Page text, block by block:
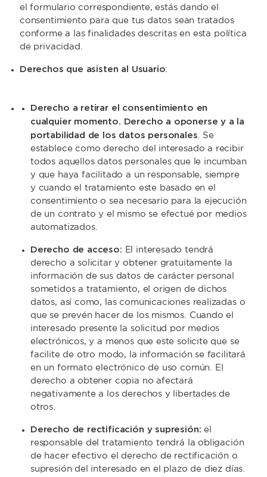
el formulario correspondiente, estás dando el
consentimiento para que tus datos sean tratados
conforme a las finalidades descritas en esta política
de privacidad.
Derechos que asisten al Usuario:
Derecho a retirar el consentimiento en
cualquier momento. Derecho a oponerse y a la
portabilidad de los datos personales . Se
establece como derecho del interesado a recibir
todos aquellos datos personales que le incumban
y que haya facilitado a un responsable, siempre
y cuando el tratamiento este basado en el
consentimiento o sea necesario para la ejecución
de un contrato y el mismo se efectué por medios
automatizados.
Derecho de acceso: El interesado tendrá
derecho a solicitar y obtener gratuitamente la
información de sus datos de carácter personal
sometidos a tratamiento, el origen de dichos
datos, así como, las comunicaciones realizadas o
que se prevén hacer de los mismos. Cuando el
interesado presente la solicitud por medios
electrónicos, y a menos que este solicite que se
facilite de otro modo, la información se facilitará
en un formato electrónico de uso común. El
derecho a obtener copia no afectará
negativamente a los derechos y libertades de
otros.
Derecho de rectificación y supresión: el
responsable del tratamiento tendrá la obligación
de hacer efectivo el derecho de rectificación o
supresión del interesado en el plazo de diez días.